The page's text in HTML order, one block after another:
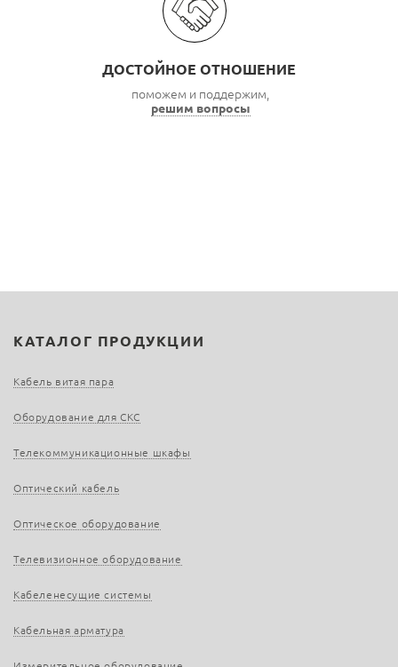
ДОСТОЙНОЕ ОТНОШЕНИЕ
поможем и поддержим,
решим вопросы
КАТАЛОГ ПРОДУКЦИИ
Кабель витая пара
Оборудование для СКС
Телекоммуникационные шкафы
Оптический кабель
Оптическое оборудование
Телевизионное оборудование
Кабеленесущие системы
Кабельная арматура